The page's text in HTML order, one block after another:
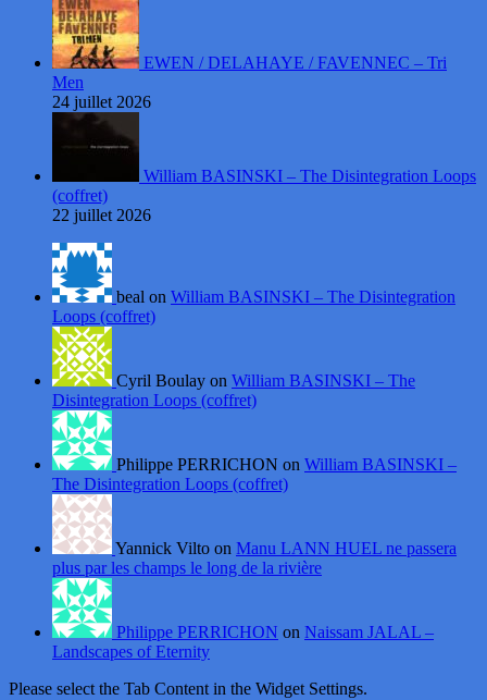
EWEN / DELAHAYE / FAVENNEC – Tri
Men
24 juillet 2026
William BASINSKI – The Disintegration Loops
(coffret)
22 juillet 2026
beal on William BASINSKI – The Disintegration
Loops (coffret)
Cyril Boulay on William BASINSKI – The
Disintegration Loops (coffret)
Philippe PERRICHON on William BASINSKI –
The Disintegration Loops (coffret)
Yannick Vilto on Manu LANN HUEL ne passera
plus par les champs le long de la rivière
Philippe PERRICHON on Naissam JALAL –
Landscapes of Eternity
Please select the Tab Content in the Widget Settings.